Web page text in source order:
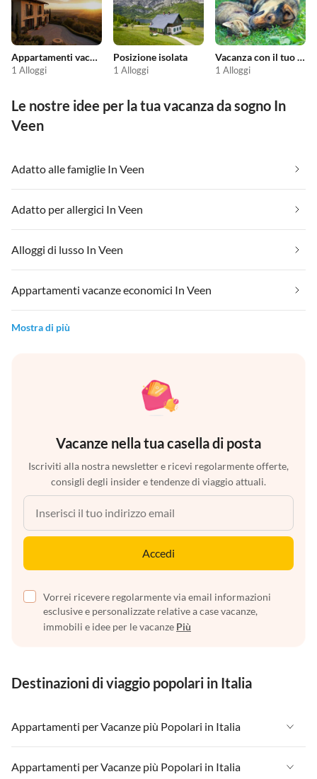
Appartamenti vacanze economici
1 Alloggi
Posizione isolata
1 Alloggi
Vacanza con il tuo animale domestico
1 Alloggi
Le nostre idee per la tua vacanza da sogno In
Veen
Adatto alle famiglie In Veen
Adatto per allergici In Veen
Alloggi di lusso In Veen
Appartamenti vacanze economici In Veen
Mostra di più
Vacanze nella tua casella di posta
Iscriviti alla nostra newsletter e ricevi regolarmente offerte,
consigli degli insider e tendenze di viaggio attuali.
Accedi
Vorrei ricevere regolarmente via email informazioni
esclusive e personalizzate relative a case vacanze,
immobili e idee per le vacanze Più
Destinazioni di viaggio popolari in Italia
Appartamenti per Vacanze più Popolari in Italia
Appartamenti per Vacanze in Italia
Appartamenti per Vacanze più Popolari in Italia